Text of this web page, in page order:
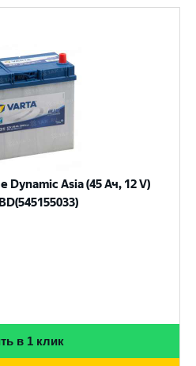
Dynamic Asia (45 Ач, 12 V)
в 1 клик